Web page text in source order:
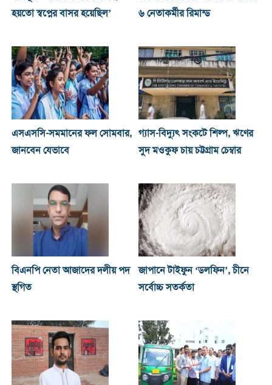
হয়তো স্বপ্নের বাসর হয়েছিল’
৬ নেতাকর্মীর রিমান্ড
এসএসসি-সমমানের ফল সোমবার,
জানবেন যেভাবে
গ্যাস-বিদ্যুৎ সংকটে শিল্প, ঋণের
সুদ মওকুফ চায় চট্টগ্রাম চেম্বার
বিএনপি নেতা আজাদের দলীয় পদ
স্থগিত
জাপানে টাইফুন ‘ডলফিন’, চীনে
সর্বোচ্চ সতর্কতা